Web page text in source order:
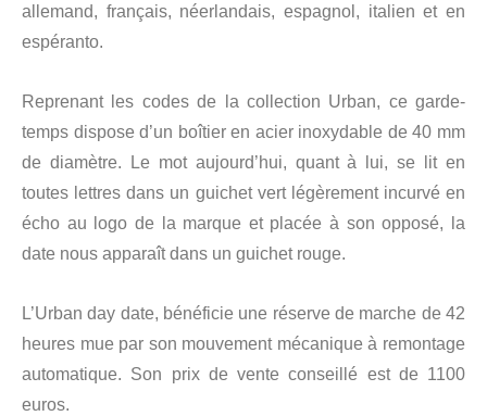
allemand, français, néerlandais, espagnol, italien et en
espéranto.
Reprenant les codes de la collection Urban, ce garde-
temps dispose d’un boîtier en acier inoxydable de 40 mm
de diamètre. Le mot aujourd’hui, quant à lui, se lit en
toutes lettres dans un guichet vert légèrement incurvé en
écho au logo de la marque et placée à son opposé, la
date nous apparaît dans un guichet rouge.
L’Urban day date, bénéficie une réserve de marche de 42
heures mue par son mouvement mécanique à remontage
automatique. Son prix de vente conseillé est de 1100
euros.